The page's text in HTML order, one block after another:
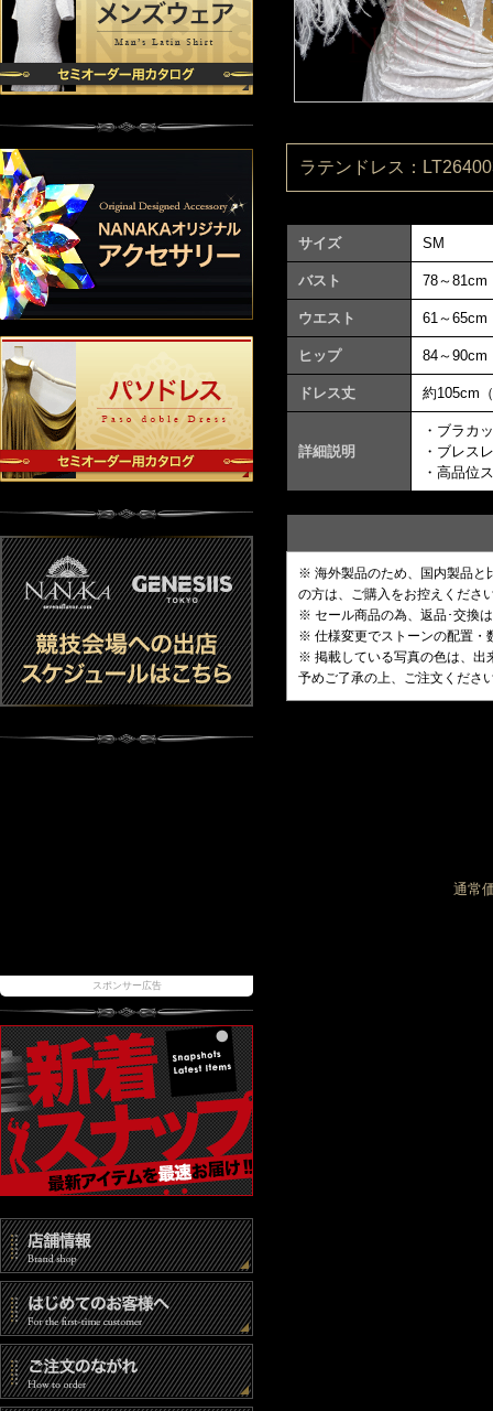
スポンサー広告
ラテンドレス：
サイズ SM
バスト 78～81cm
ウエスト 61～65cm
ヒップ 84～90cm
ドレス丈 約105cm
詳細説明
・ブラカ
・ブレス
・高品位
※ 海外製品のため、国内製品と
の方は、ご購入をお控えくださ
※ セール商品の為、返品･交換
※ 仕様変更でストーンの配置・
※ 掲載している写真の色は、出
予めご了承の上、ご注文くださ
通常